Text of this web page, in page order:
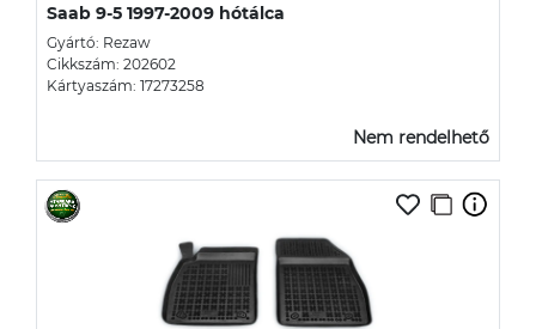
Saab 9-5 1997-2009 hótálca
Gyártó: Rezaw
Cikkszám: 202602
Kártyaszám: 17273258
Nem rendelhető